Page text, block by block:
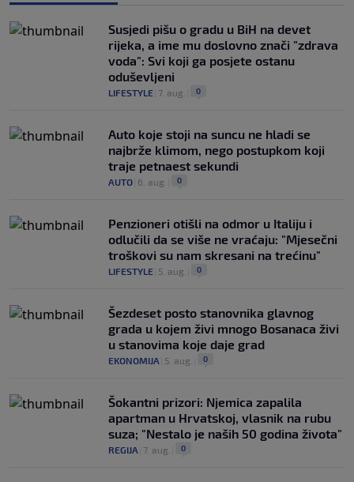
Susjedi pišu o gradu u BiH na devet
rijeka, a ime mu doslovno znači "zdrava
voda": Svi koji ga posjete ostanu
oduševljeni
LIFESTYLE 7. aug. 0
Auto koje stoji na suncu ne hladi se
najbrže klimom, nego postupkom koji
traje petnaest sekundi
AUTO 6. aug. 0
Penzioneri otišli na odmor u Italiju i
odlučili da se više ne vraćaju: "Mjesečni
troškovi su nam skresani na trećinu"
LIFESTYLE 5. aug. 0
Šezdeset posto stanovnika glavnog
grada u kojem živi mnogo Bosanaca živi
u stanovima koje daje grad
EKONOMIJA 5. aug. 0
Šokantni prizori: Njemica zapalila
apartman u Hrvatskoj, vlasnik na rubu
suza; "Nestalo je naših 50 godina života"
REGIJA 7. aug. 0